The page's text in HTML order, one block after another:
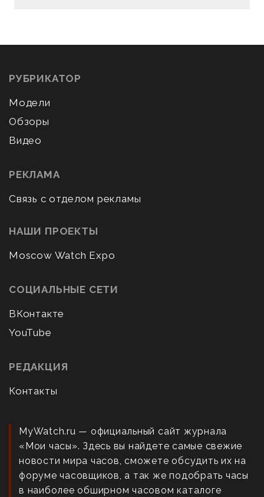
РУБРИКАТОР
Модели
Обзоры
Видео
РЕКЛАМА
Связь с отделом рекламы
НАШИ ПРОЕКТЫ
Moscow Watch Expo
СОЦИАЛЬНЫЕ СЕТИ
ВКонтакте
YouTube
РЕДАКЦИЯ
Контакты
MyWatch.ru — официальный сайт журнала
«Мои часы». Здесь вы найдете самые свежие
новости мира часов, сможете обсудить их на
форуме часовщиков, а так же подобрать часы
в наиболее обширном часовом каталоге